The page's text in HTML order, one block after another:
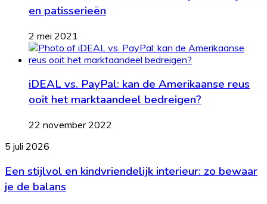
en patisserieën
2 mei 2021
iDEAL vs. PayPal: kan de Amerikaanse reus
ooit het marktaandeel bedreigen?
22 november 2022
Een
en
kindvriendelijk
interieur:
5 juli 2026
Een stijlvol en kindvriendelijk interieur: zo bewaar
je de balans